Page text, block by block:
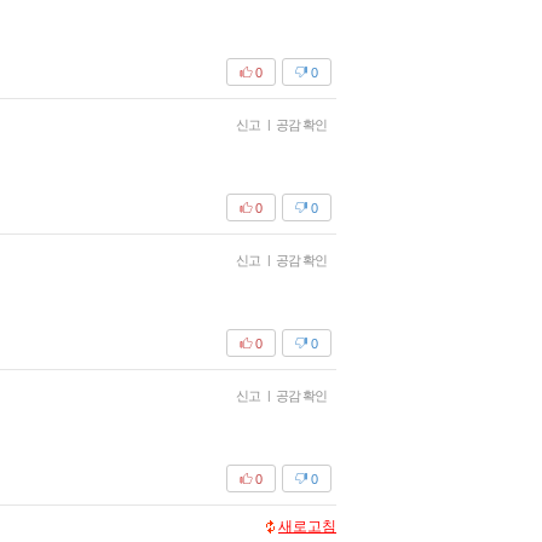
0
0
신고 | 공감 확인
0
0
신고 | 공감 확인
0
0
신고 | 공감 확인
0
0
새로고침